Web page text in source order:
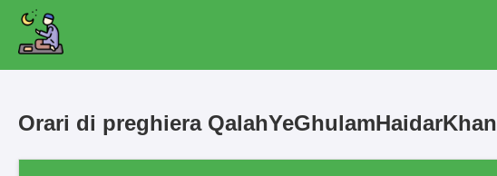
Orari di preghiera QalahYeGhulamHaidarKhan